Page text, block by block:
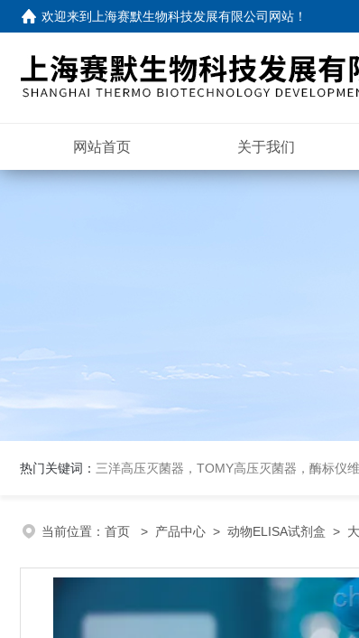
欢迎来到 上海赛默生物科技发展有限公司网站 ！
网站首页 关于我们
热门关键词： 三洋高压灭菌器，TOMY高压灭菌器，酶标仪
当前位置： 首页 > 产品中心 > 动物ELISA试剂盒 >